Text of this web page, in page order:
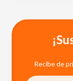
Recibe de